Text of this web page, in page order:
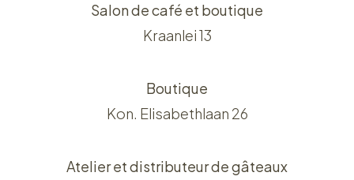
Salon de café et boutique
Kraanlei 13
Boutique
Kon. Elisabethlaan 26
Atelier et distributeur de gâteaux